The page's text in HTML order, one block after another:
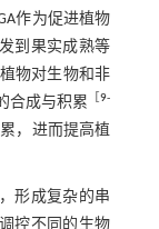
作为促进植物
到果实成熟等
物对生物和非
合成与积累
［9-
，进而提高植
形成复杂的串
控不同的生物